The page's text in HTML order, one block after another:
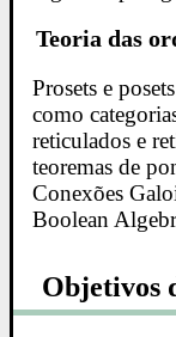
Teoria das
Prosets e
como
reticulados e
teoremas de
Conexões
Boolean
Objetivos